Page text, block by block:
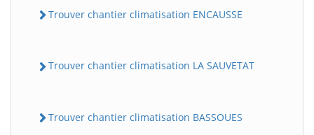
Trouver chantier climatisation ENCAUSSE
Trouver chantier climatisation LA SAUVETAT
Trouver chantier climatisation BASSOUES